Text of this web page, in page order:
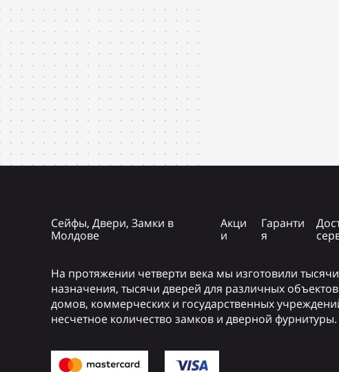
Сейфы, Двери, Замки в
Молдове
Акци
и
Гаранти
я
На протяжении четверти века мы изготовили
назначения, тысячи дверей для различных
домов, коммерческих и государственных
несчетное количество замков и дверной фурнитуры.